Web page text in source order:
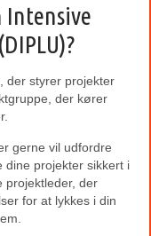
Intensive
der styrer projekter
der kører
gerne vil udfordre
projekter sikkert i
projektleder, der
for at lykkes i din